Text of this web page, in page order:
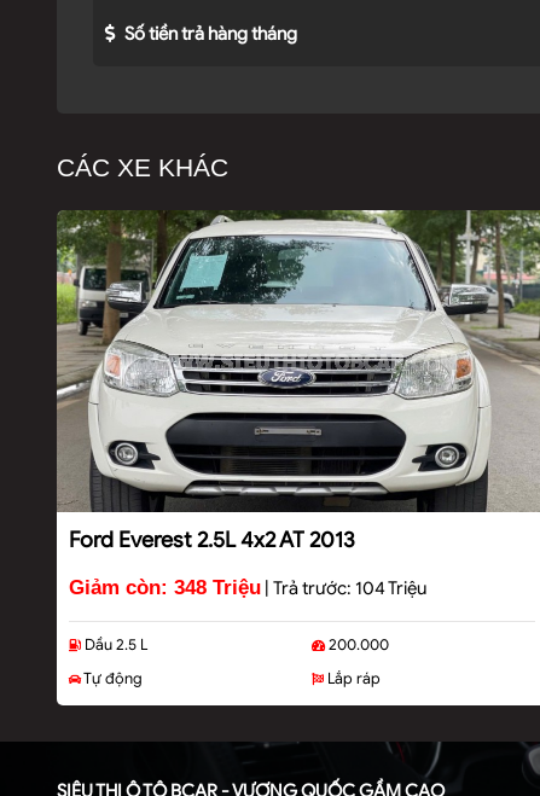
Số tiền trả hàng tháng
CÁC XE KHÁC
Ford Everest 2.5L 4x2 AT 2013
Giảm còn: 348 Triệu | Trả trước: 104 Triệu
Dầu 2.5 L
200.000
Tự động
Lắp ráp
SIÊU THỊ Ô TÔ BCAR - VƯƠNG QUỐC GẦM CAO